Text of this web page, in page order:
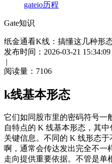
gateio历程
Gate知识
纸金通看K线：搞懂这几种形
发布时间：2026-03-21 15:34:09
|
阅读量： 7106
k线基本形态
它们如同股市里的密码符号一
自特点的 K 线基本形态，其
关键信息。不同的 K 线形态于
啊，通常会传达发出完全不一
走向提供重要依据。不管是单